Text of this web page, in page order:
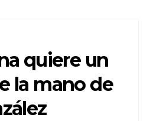
quiere un
la mano de